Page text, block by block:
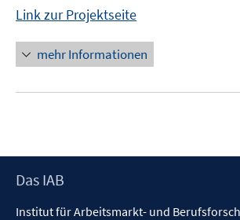
Link zur Projektseite
mehr Informationen
Footer
Das IAB
Institut für Arbeitsmarkt- und